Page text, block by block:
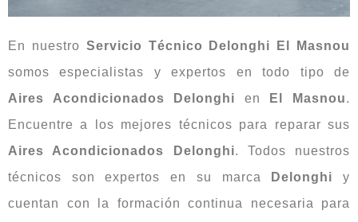
En nuestro Servicio Técnico Delonghi El Masnou
somos especialistas y expertos en todo tipo de
Aires Acondicionados Delonghi en El Masnou.
Encuentre a los mejores técnicos para reparar sus
Aires Acondicionados Delonghi. Todos nuestros
técnicos son expertos en su marca
Delonghi y
cuentan con la formación continua necesaria para